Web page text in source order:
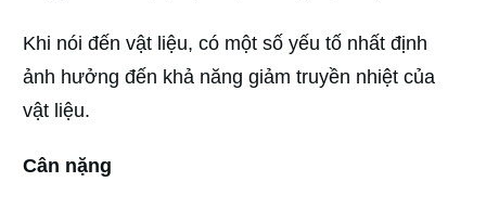
Khi nói đến vật liệu, có một số yếu tố nhất định
ảnh hưởng đến khả năng giảm truyền nhiệt của
vật liệu.
Cân nặng